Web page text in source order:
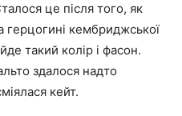
це після того, як
кембриджської
такий колір і фасон.
здалося надто
кейт.